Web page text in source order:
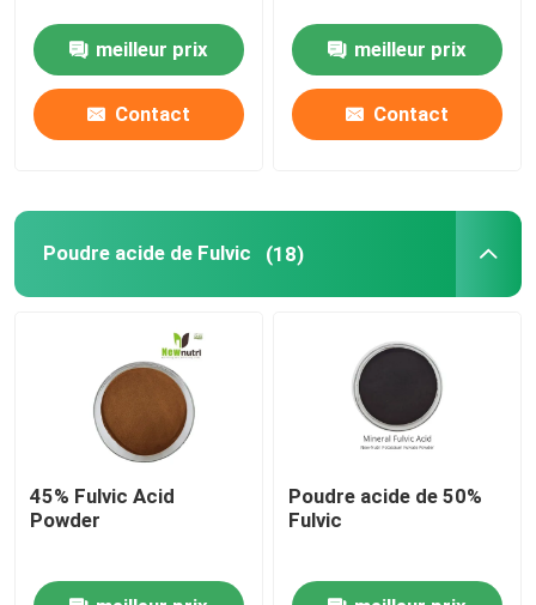
meilleur prix
Contact
meilleur prix
Contact
Poudre acide de Fulvic (18)
45% Fulvic Acid
Powder
Poudre acide de 50%
Fulvic